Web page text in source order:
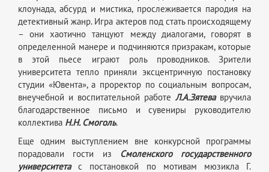
клоунада, абсурд и мистика, прослеживается пародия на
детективный жанр. Игра актеров под стать происходящему
– они хаотично танцуют между диалогами, говорят в
определенной манере и подчиняются призракам, которые
в этой пьесе играют роль проводников. Зрители
университета тепло приняли эксцентричную постановку
студии «Ювента», а проректор по социальным вопросам,
внеучебной и воспитательной работе Л.А.Зятевавручила
благодарственное письмо и сувениры руководителю
коллектива Н.Н. Смоголь.
Еще одним выступлением вне конкурсной программы
порадовали гости из
Смоленского государственного
университетас постановкой по мотивам мюзикла Г.